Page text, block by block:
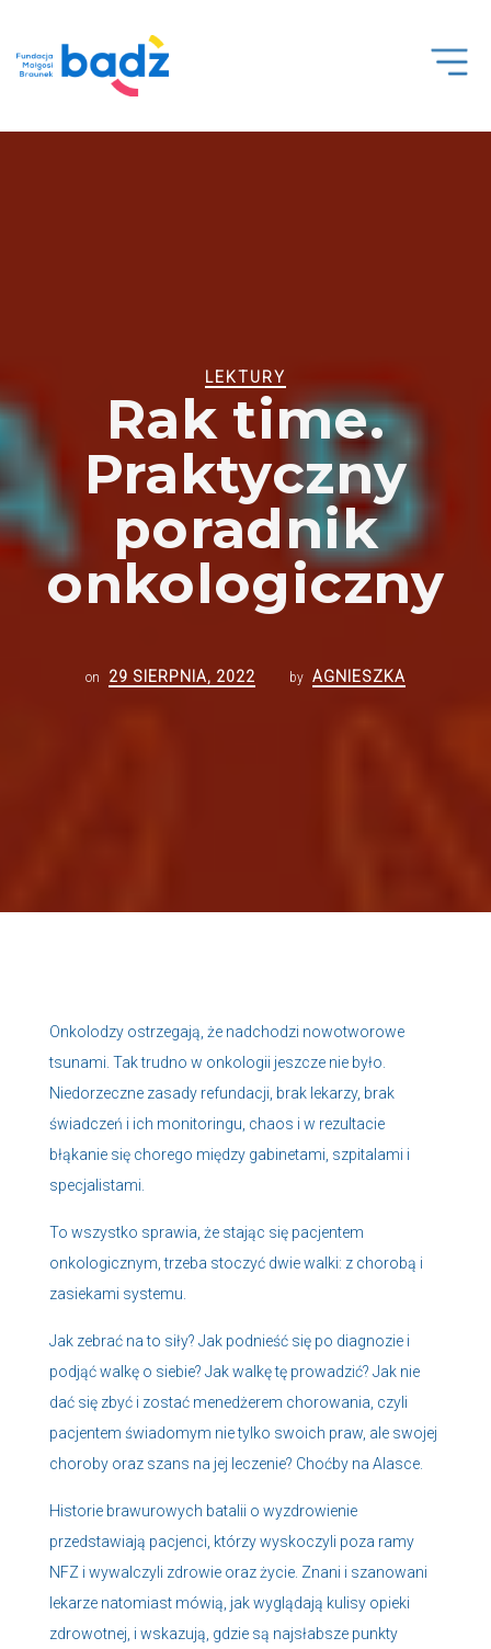
Open
LEKTURY
Rak time.
Praktyczny
poradnik
onkologiczny
on 29 SIERPNIA, 2022 by AGNIESZKA
Onkolodzy ostrzegają, że nadchodzi nowotworowe
tsunami. Tak trudno w onkologii jeszcze nie było.
Niedorzeczne zasady refundacji, brak lekarzy, brak
świadczeń i ich monitoringu, chaos i w rezultacie
błąkanie się chorego między gabinetami, szpitalami i
specjalistami.
To wszystko sprawia, że stając się pacjentem
onkologicznym, trzeba stoczyć dwie walki: z chorobą i
zasiekami systemu.
Jak zebrać na to siły? Jak podnieść się po diagnozie i
podjąć walkę o siebie? Jak walkę tę prowadzić? Jak nie
dać się zbyć i zostać menedżerem chorowania, czyli
pacjentem świadomym nie tylko swoich praw, ale swojej
choroby oraz szans na jej leczenie? Choćby na Alasce.
Historie brawurowych batalii o wyzdrowienie
przedstawiają pacjenci, którzy wyskoczyli poza ramy
NFZ i wywalczyli zdrowie oraz życie. Znani i szanowani
lekarze natomiast mówią, jak wyglądają kulisy opieki
zdrowotnej, i wskazują, gdzie są najsłabsze punkty